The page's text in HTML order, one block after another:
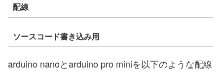
配線
ソースコード書き込み用
arduino nanoとarduino pro miniを以下のような配線